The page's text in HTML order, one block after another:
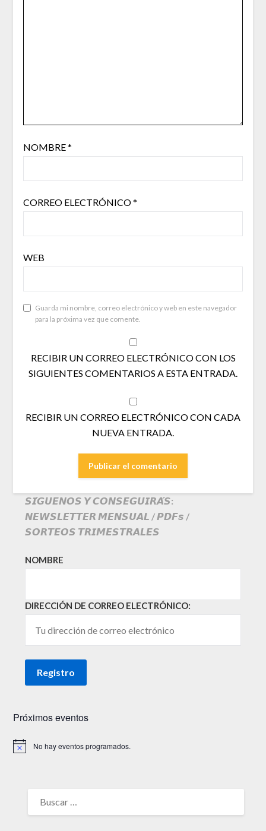
NOMBRE*
CORREO ELECTRÓNICO*
WEB
Guarda mi nombre, correo electrónico y web en este navegador
para la próxima vez que comente.
RECIBIR UN CORREO ELECTRÓNICO CON LOS
SIGUIENTES COMENTARIOS A ESTA ENTRADA.
RECIBIR UN CORREO ELECTRÓNICO CON CADA
NUEVA ENTRADA.
𝙎𝙄́𝙂𝙐𝙀𝙉𝙊𝙎 𝙔 𝘾𝙊𝙉𝙎𝙀𝙂𝙐𝙄𝙍𝘼́𝙎:
𝙉𝙀𝙒𝙎𝙇𝙀𝙏𝙏𝙀𝙍 𝙈𝙀𝙉𝙎𝙐𝘼𝙇 / 𝙋𝘿𝙁𝙨 /
𝙎𝙊𝙍𝙏𝙀𝙊𝙎 𝙏𝙍𝙄𝙈𝙀𝙎𝙏𝙍𝘼𝙇𝙀𝙎
NOMBRE
DIRECCIÓN DE CORREO ELECTRÓNICO:
Próximos eventos
Aviso No hay eventos programados.